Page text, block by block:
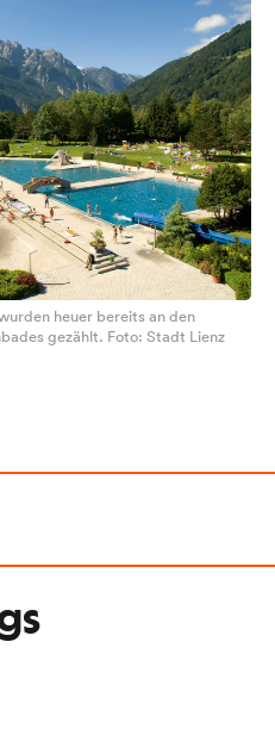
heuer bereits an den
gezählt. Foto: Stadt Lienz